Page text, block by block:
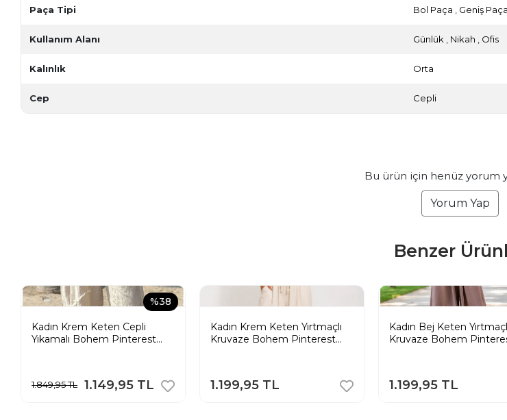
Paça Tipi Bol Paça Geniş Paça
Kullanım Alanı Günlük Nikah Ofis
Kalınlık Orta
Cep Cepli
Bu ürün için henüz yorum
Yorum Yap
Benzer
%38
Kadın Krem Keten Cepli
Yıkamalı Bohem Pinterest
1.849,95 TL 1.149,95 TL
Kadın Krem Keten Yırtmaçlı
Kruvaze Bohem Pinterest
1.199,95 TL
Kadın Bej Keten
Kruvaze Bohem
1.199,95 TL